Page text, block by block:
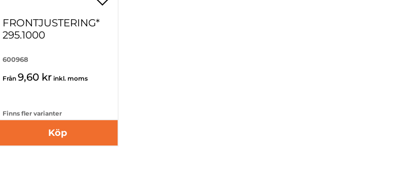
FRONTJUSTERING*
295.1000
600968
Från 9,60 kr inkl. moms
Finns fler varianter
Köp